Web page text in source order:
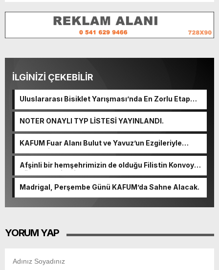
İLGİNİZİ ÇEKEBİLİR
Uluslararası Bisiklet Yarışması’nda En Zorlu Etap
NOTER ONAYLI TYP LİSTESİ YAYINLANDI.
KAFUM Fuar Alanı Bulut ve Yavuz’un Ezgileriyle
Şenlendi.
Afşinli bir hemşehrimizin de olduğu Filistin Konvoyu,
güçlenerek ilerliyor.
Madrigal, Perşembe Günü KAFUM’da Sahne Alacak.
YORUM YAP